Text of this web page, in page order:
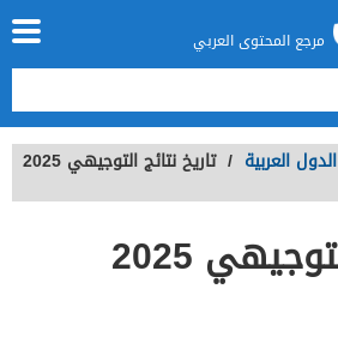
مرجع المحتوى العربي
الدول العربية / تاريخ نتائج التوجيهي 2025
تاريخ نتائج التوجيهي 2025